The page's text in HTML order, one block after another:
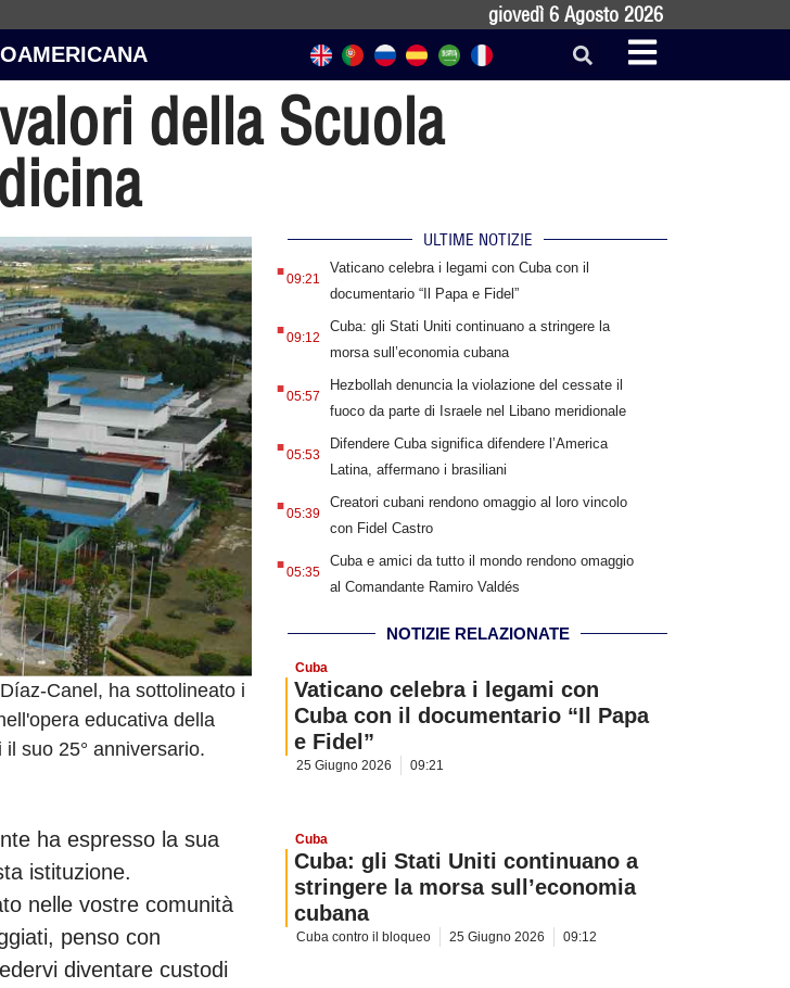
giovedì 6 Agosto 2026
della Scuola
Canel, ha sottolineato i
educativa della
suo 25° anniversario.
ha espresso la sua
istituzione.
nelle vostre comunità
penso con
diventare custodi
ULTIME NOTIZIE
.09:21
Vaticano celebra i legami con Cuba con il
documentario “Il Papa e Fidel”
.09:12
Cuba: gli Stati Uniti continuano a stringere la
morsa sull’economia cubana
.05:57
Hezbollah denuncia la violazione del cessate il
fuoco da parte di Israele nel Libano meridionale
.05:53
Difendere Cuba significa difendere l’America
Latina, affermano i brasiliani
.05:39
Creatori cubani rendono omaggio al loro vincolo
con Fidel Castro
.05:35
Cuba e amici da tutto il mondo rendono omaggio
al Comandante Ramiro Valdés
NOTIZIE RELAZIONATE
Cuba
Vaticano celebra i legami con
Cuba con il documentario “Il Papa
e Fidel”
25 Giugno 2026 09:21
Cuba
Cuba: gli Stati Uniti continuano a
stringere la morsa sull’economia
cubana
Cuba contro il bloqueo 25 Giugno 2026 09:12